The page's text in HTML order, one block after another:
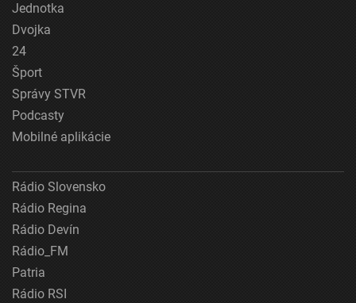
Jednotka
Dvojka
24
Šport
Správy STVR
Podcasty
Mobilné aplikácie
Rádio Slovensko
Rádio Regina
Rádio Devín
Rádio_FM
Patria
Rádio RSI